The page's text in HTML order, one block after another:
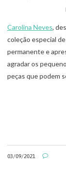
Carolina Neves,
coleção especial
permanente e
agradar os
peças que podem
03/09/2021